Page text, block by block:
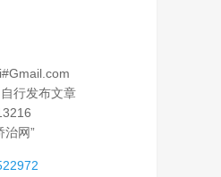
行发布文章
治网”